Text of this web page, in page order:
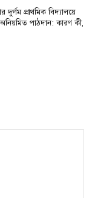
দুর্গম প্রাথমিক বিদ্যালয়ে
পাঠদান: কারণ কী,